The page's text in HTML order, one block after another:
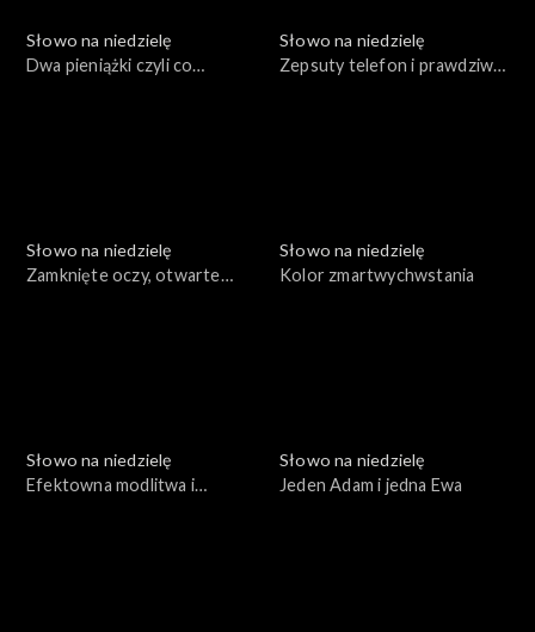
Słowo na niedzielę
Dwa pieniążki czyli co
Słowo na niedzielę
Zepsuty telefon i prawdziwa
Słowo na niedzielę
Zamknięte oczy, otwarte
Słowo na niedzielę
Kolor zmartwychwstania
Słowo na niedzielę
Efektowna modlitwa i
Słowo na niedzielę
Jeden Adam i jedna Ewa